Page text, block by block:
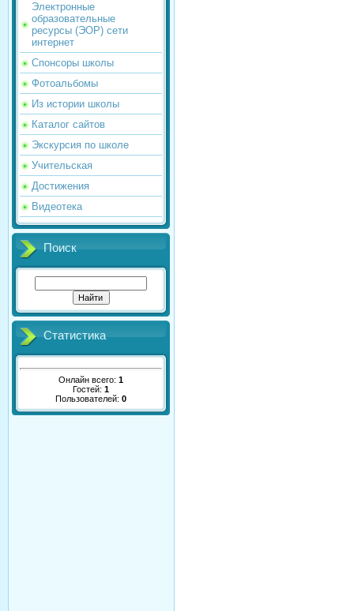
Электронные
образовательные
ресурсы (ЭОР) сети
интернет
Спонсоры школы
Фотоальбомы
Из истории школы
Каталог сайтов
Экскурсия по школе
Учительская
Достижения
Видеотека
Поиск
Статистика
Онлайн всего: 1
Гостей: 1
Пользователей: 0